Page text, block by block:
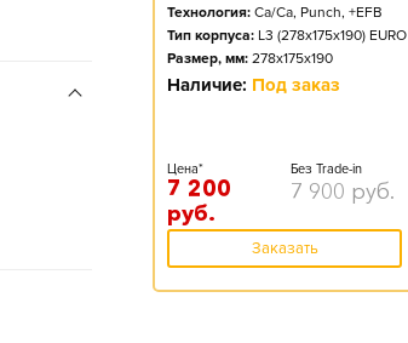
Технология: Ca/Ca, Punch, +EFB
Тип корпуса: L3 (278x175x190) EURO
Размер, мм: 278x175x190
Наличие: Под заказ
Цена*
7 200
руб.
Без Trade-in
7 900 руб.
Заказать